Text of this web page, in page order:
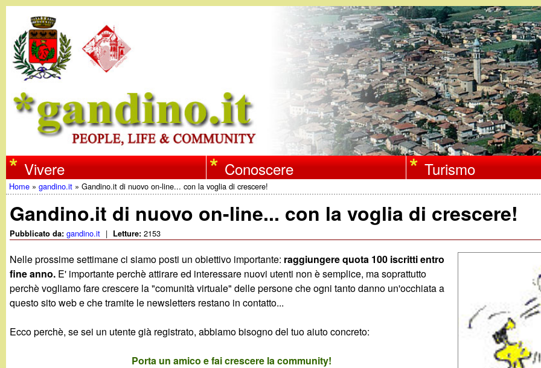
Salta
al
contenuto
principale
w
w
w
.
g
a
n
Vivere Conoscere Turismo
Tu
sei
Home »gandino.it »Gandino.it di nuovo on-line... con la voglia di crescere!
Gandino.it di nuovo on-line... con la voglia di crescere!
Pubblicato da:gandino.it | Letture:2153
Nelle prossime settimane ci siamo posti un obiettivo importante: raggiungere quota 100 iscritti entro
fine anno. E' importante perchè attirare ed interessare nuovi utenti non è semplice, ma soprattutto
perchè vogliamo fare crescere la "comunità virtuale" delle persone che ogni tanto danno un'occhiata a
questo sito web e che tramite le newsletters restano in contatto...
Ecco perchè, se sei un utente già registrato, abbiamo bisogno del tuo aiuto concreto:
Porta un amico e fai crescere la community!